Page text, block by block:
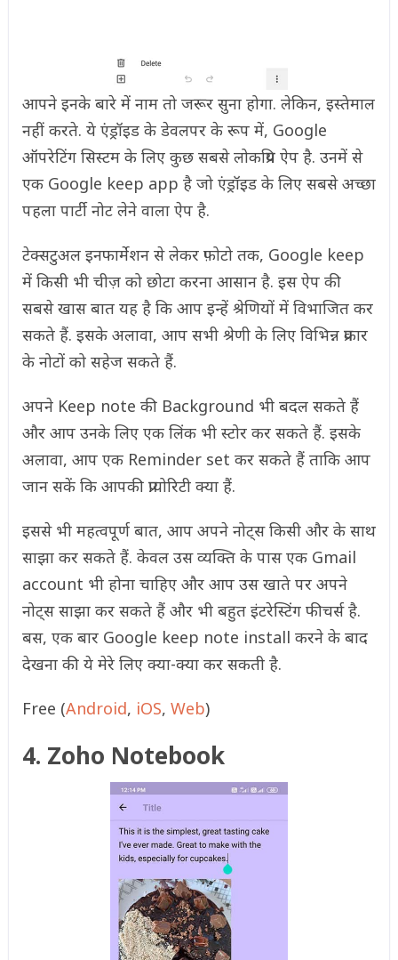
आपने इनके बारे में नाम तो जरूर सुना होगा. लेकिन, इस्तेमाल
नहीं करते. ये एंड्रॉइड के डेवलपर के रूप में, Google
ऑपरेटिंग सिस्टम के लिए कुछ सबसे लोकप्रिय ऐप है. उनमें से
एक Google keep app है जो एंड्रॉइड के लिए सबसे अच्छा
पहला पार्टी नोट लेने वाला ऐप है.
टेक्सटुअल इनफार्मेशन से लेकर फ़ोटो तक, Google keep
में किसी भी चीज़ को छोटा करना आसान है. इस ऐप की
सबसे खास बात यह है कि आप इन्हें श्रेणियों में विभाजित कर
सकते हैं. इसके अलावा, आप सभी श्रेणी के लिए विभिन्न प्रकार
के नोटों को सहेज सकते हैं.
अपने Keep note की Background भी बदल सकते हैं
और आप उनके लिए एक लिंक भी स्टोर कर सकते हैं. इसके
अलावा, आप एक Reminder set कर सकते हैं ताकि आप
जान सकें कि आपकी प्रायोरिटी क्या हैं.
इससे भी महत्वपूर्ण बात, आप अपने नोट्स किसी और के साथ
साझा कर सकते हैं. केवल उस व्यक्ति के पास एक Gmail
account भी होना चाहिए और आप उस खाते पर अपने
नोट्स साझा कर सकते हैं और भी बहुत इंटरेस्टिंग फीचर्स है.
बस, एक बार Google keep note install करने के बाद
देखना की ये मेरे लिए क्या-क्या कर सकती है.
Free (Android, iOS, Web)
4. Zoho Notebook